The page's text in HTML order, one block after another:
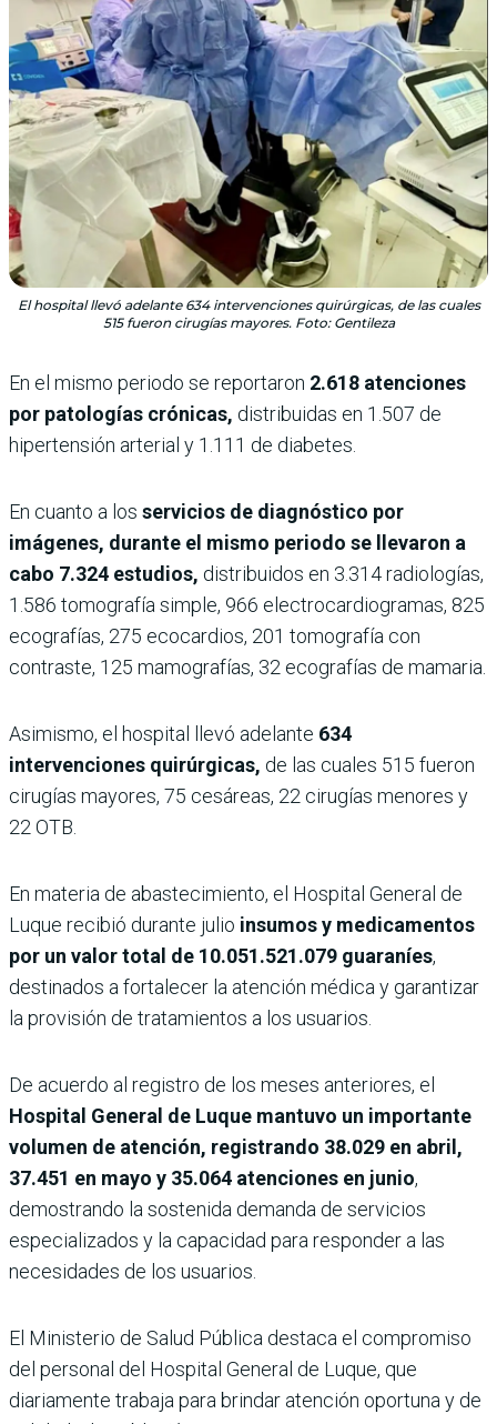
El hospital llevó adelante 634 intervenciones quirúrgicas, de las cuales
515 fueron cirugías mayores. Foto: Gentileza
En el mismo periodo se reportaron 2.618 atenciones
por patologías crónicas, distribuidas en 1.507 de
hipertensión arterial y 1.111 de diabetes.
En cuanto a los servicios de diagnóstico por
imágenes, durante el mismo periodo se llevaron a
cabo 7.324 estudios, distribuidos en 3.314 radiologías,
1.586 tomografía simple, 966 electrocardiogramas, 825
ecografías, 275 ecocardios, 201 tomografía con
contraste, 125 mamografías, 32 ecografías de mamaria.
Asimismo, el hospital llevó adelante 634
intervenciones quirúrgicas, de las cuales 515 fueron
cirugías mayores, 75 cesáreas, 22 cirugías menores y
22 OTB.
En materia de abastecimiento, el Hospital General de
Luque recibió durante julio insumos y medicamentos
por un valor total de 10.051.521.079 guaraníes,
destinados a fortalecer la atención médica y garantizar
la provisión de tratamientos a los usuarios.
De acuerdo al registro de los meses anteriores, el
Hospital General de Luque mantuvo un importante
volumen de atención, registrando 38.029 en abril,
37.451 en mayo y 35.064 atenciones en junio,
demostrando la sostenida demanda de servicios
especializados y la capacidad para responder a las
necesidades de los usuarios.
El Ministerio de Salud Pública destaca el compromiso
del personal del Hospital General de Luque, que
diariamente trabaja para brindar atención oportuna y de